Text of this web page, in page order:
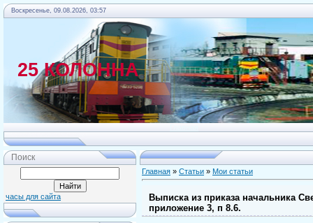
Воскресенье, 09.08.2026, 03:57
25 КОЛОННА
Поиск
часы для сайта
Главная » Статьи » Мои статьи
Выписка из приказа начальника
приложение 3, п 8.6.